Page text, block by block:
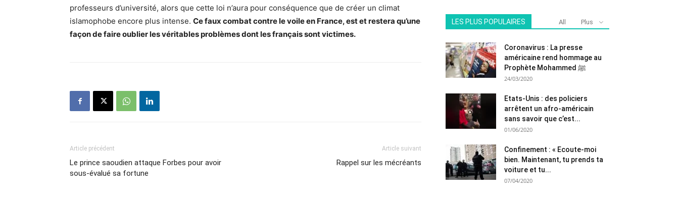
professeurs d’université, alors que cette loi n’aura pour conséquence que de créer un climat
islamophobe encore plus intense. Ce faux combat contre le voile en France, est et restera qu’une
façon de faire oublier les véritables problèmes dont les français sont victimes.
Article précédent
Le prince saoudien attaque Forbes pour avoir
sous-évalué sa fortune
Article suivant
Rappel sur les mécréants
LES PLUS POPULAIRES All Plus
Coronavirus : La presse
américaine rend hommage au
Prophète Mohammed ﷺ
24/03/2020
Etats-Unis : des policiers
arrêtent un afro-américain
sans savoir que c’est...
01/06/2020
Confinement : « Ecoute-moi
bien. Maintenant, tu prends ta
voiture et tu...
07/04/2020